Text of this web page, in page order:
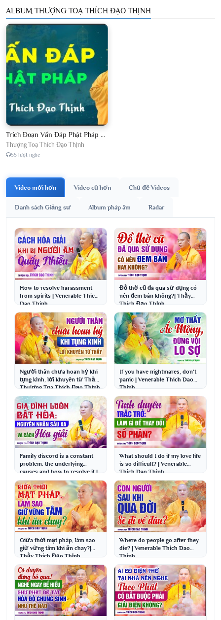
ALBUM THƯỢNG TOẠ THÍCH ĐẠO THỊNH
Trích Đoạn Vấn Đáp Phật Pháp 2026
Thượng Toạ Thích Đạo Thịnh
55 lượt nghe
Video mới hơn Video cũ hơn Chủ đề Videos
Danh sách Giảng sư Album pháp âm Radar
How to resolve harassment
from spirits | Venerable Thich
Dao Thinh
Đồ thờ cũ đã qua sử dụng có
nên đem bán không?| Thầy
Thích Đạo Thịnh
Người thân chưa hoan hỷ khi
tụng kinh, lời khuyên từ Thầy |
Thượng Tọa Thích Đạo Thịnh
If you have nightmares, don't
panic | Venerable Thich Dao
Thinh
Family discord is a constant
problem: the underlying
causes and how to resolve it |
Venerable Thi...
What should I do if my love life
is so difficult? | Venerable
Thich Dao Thinh
Giữa thời mạt pháp, làm sao
giữ vững tâm khi ăn chay?|
Thầy Thích Đạo Thịnh
Where do people go after they
die? | Venerable Thich Dao
Thinh